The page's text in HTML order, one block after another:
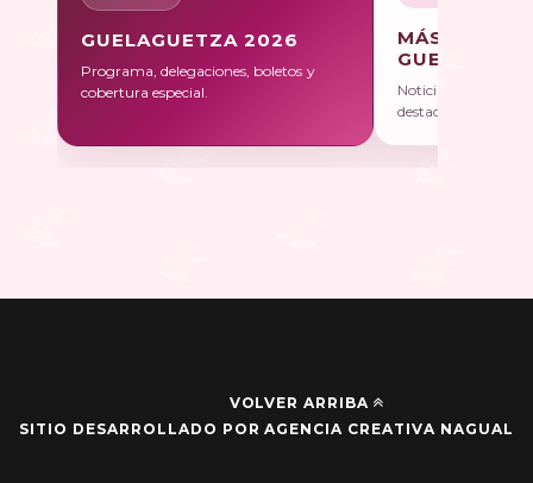
GUELAGUETZA 2026
Programa, delegaciones, boletos y
cobertura especial.
MÁS SOBRE
Noticias, galerías y
destacadas.
VOLVER ARRIBA
SITIO DESARROLLADO POR AGENCIA CREATIVA NAGUAL